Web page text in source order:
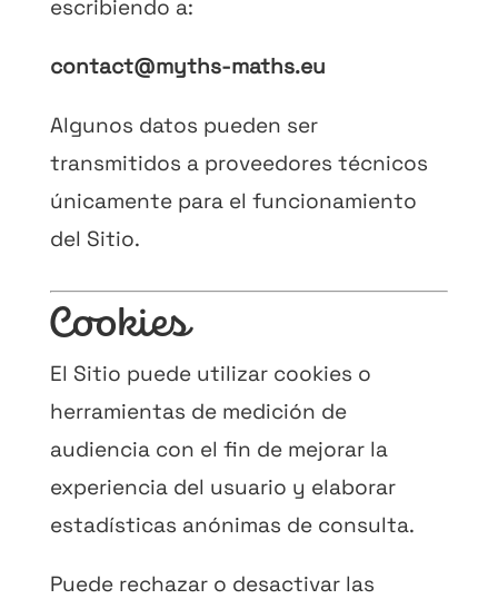
escribiendo a:
contact@myths-maths.eu
Algunos datos pueden ser
transmitidos a proveedores técnicos
únicamente para el funcionamiento
del Sitio.
Cookies
El Sitio puede utilizar cookies o
herramientas de medición de
audiencia con el fin de mejorar la
experiencia del usuario y elaborar
estadísticas anónimas de consulta.
Puede rechazar o desactivar las